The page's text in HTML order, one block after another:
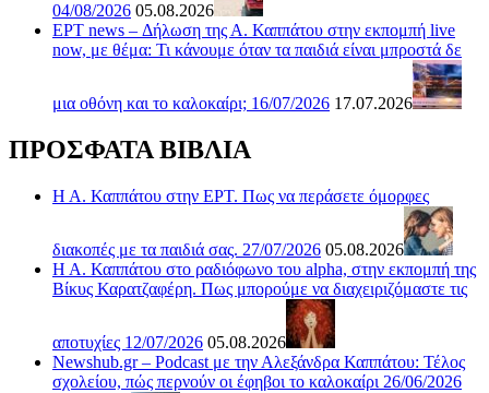
04/08/2026 05.08.2026
ΕΡΤ news – Δήλωση της Α. Καππάτου στην εκπομπή live
now, με θέμα: Τι κάνουμε όταν τα παιδιά είναι μπροστά δε
μια οθόνη και το καλοκαίρι; 16/07/2026 17.07.2026
ΠΡΟΣΦΑΤΑ ΒΙΒΛΙΑ
Η Α. Καππάτου στην ΕΡΤ. Πως να περάσετε όμορφες
διακοπές με τα παιδιά σας. 27/07/2026 05.08.2026
Η Α. Καππάτου στο ραδιόφωνο του alpha, στην εκπομπή της
Βίκυς Καρατζαφέρη. Πως μπορούμε να διαχειριζόμαστε τις
αποτυχίες 12/07/2026 05.08.2026
Newshub.gr – Podcast με την Αλεξάνδρα Καππάτου: Τέλος
σχολείου, πώς περνούν οι έφηβοι το καλοκαίρι 26/06/2026